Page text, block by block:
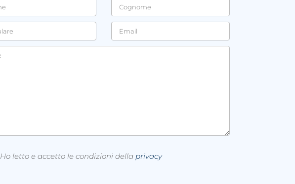
Ho letto e accetto le condizioni della privacy